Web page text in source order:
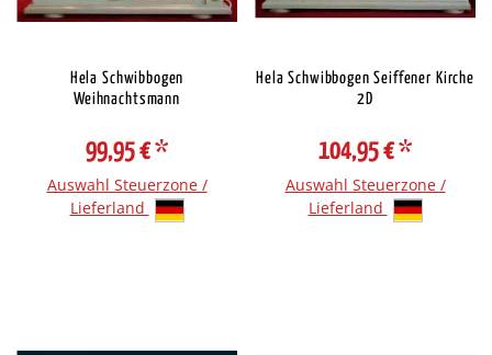
Hela Schwibbogen
Weihnachtsmann
99,95 €*
Auswahl Steuerzone /
Lieferland
Hela Schwibbogen Seiffener Kirche
2D
104,95 €*
Auswahl Steuerzone /
Lieferland